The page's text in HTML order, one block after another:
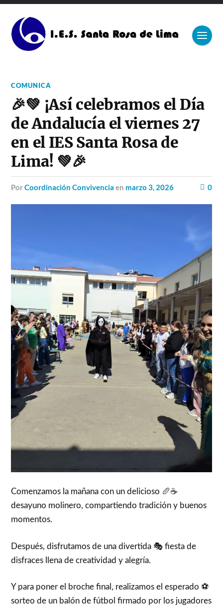
COMUNICA
🎉💚 ¡Así celebramos el Día
de Andalucía el viernes 27
en el IES Santa Rosa de
Lima! 💚🎉
porCoordinación Convivencia en marzo 3, 2026 0
Comenzamos la mañana con un delicioso 🥖☕
desayuno molinero, compartiendo tradición y buenos
momentos.
Después, disfrutamos de una divertida 🎭 fiesta de
disfraces llena de creatividad y alegría.
Y para poner el broche final, realizamos el esperado ⚽
sorteo de un balón de fútbol firmado por los jugadores